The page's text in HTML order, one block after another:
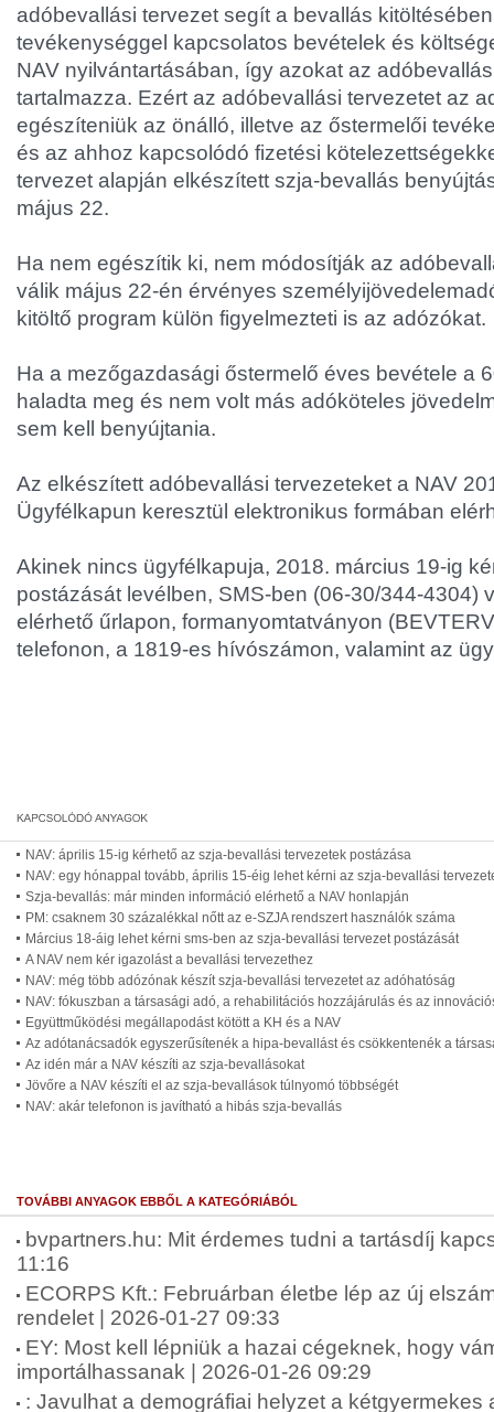
adóbevallási tervezet segít a bevallás
tevékenységgel kapcsolatos bevételek és
NAV nyilvántartásában, így azokat az
tartalmazza. Ezért az adóbevallási tervezetet az
egészíteniük az önálló, illetve az őstermelői
és az ahhoz kapcsolódó fizetési
tervezet alapján elkészített szja-bevallás
május 22.
Ha nem egészítik ki, nem módosítják az
válik május 22-én érvényes
kitöltő program külön figyelmezteti is az adózókat.
Ha a mezőgazdasági őstermelő éves bevétele a
haladta meg és nem volt más adóköteles
sem kell benyújtania.
Az elkészített adóbevallási tervezeteket a NAV
Ügyfélkapun keresztül elektronikus formában
Akinek nincs ügyfélkapuja, 2018. március 19-ig
postázását levélben, SMS-ben (06-30/344-4304)
elérhető űrlapon, formanyomtatványon
telefonon, a 1819-es hívószámon, valamint az
NAV: április 15-ig kérhető az szja-bevallási tervezetek postázása
NAV: egy hónappal tovább, április 15-éig lehet kérni az szja-bevallási
Szja-bevallás: már minden információ elérhető a NAV honlapján
PM: csaknem 30 százalékkal nőtt az e-SZJA rendszert használók száma
Március 18-áig lehet kérni sms-ben az szja-bevallási tervezet postázását
A NAV nem kér igazolást a bevallási tervezethez
NAV: még több adózónak készít szja-bevallási tervezetet az adóhatóság
NAV: fókuszban a társasági adó, a rehabilitációs hozzájárulás és az
Együttműködési megállapodást kötött a KH és a NAV
Az adótanácsadók egyszerűsítenék a hipa-bevallást és csökkentenék a
Az idén már a NAV készíti az szja-bevallásokat
Jövőre a NAV készíti el az szja-bevallások túlnyomó többségét
NAV: akár telefonon is javítható a hibás szja-bevallás
TOVÁBBI ANYAGOK EBBŐL A KATEGÓRIÁBÓL
bvpartners.hu: Mit érdemes tudni a tartásdíj
11:16
ECORPS Kft.: Februárban életbe lép az új
rendelet | 2026-01-27 09:33
EY: Most kell lépniük a hazai cégeknek, hogy
importálhassanak | 2026-01-26 09:29
: Javulhat a demográfiai helyzet a kétgyermekes